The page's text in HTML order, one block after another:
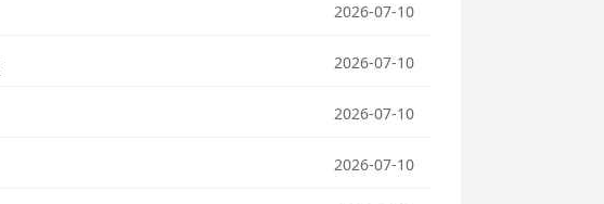
2026-07-10
2026-07-10
2026-07-10
2026-07-10